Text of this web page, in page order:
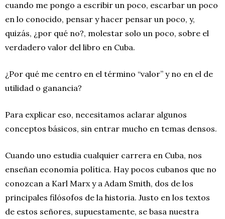
cuando me pongo a escribir un poco, escarbar un poco
en lo conocido, pensar y hacer pensar un poco, y,
quizás, ¿por qué no?, molestar solo un poco, sobre el
verdadero valor del libro en Cuba.
¿Por qué me centro en el término “valor” y no en el de
utilidad o ganancia?
Para explicar eso, necesitamos aclarar algunos
conceptos básicos, sin entrar mucho en temas densos.
Cuando uno estudia cualquier carrera en Cuba, nos
enseñan economía política. Hay pocos cubanos que no
conozcan a Karl Marx y a Adam Smith, dos de los
principales filósofos de la historia. Justo en los textos
de estos señores, supuestamente, se basa nuestra